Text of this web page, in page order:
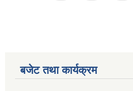
बजेट तथा कार्यक्रम